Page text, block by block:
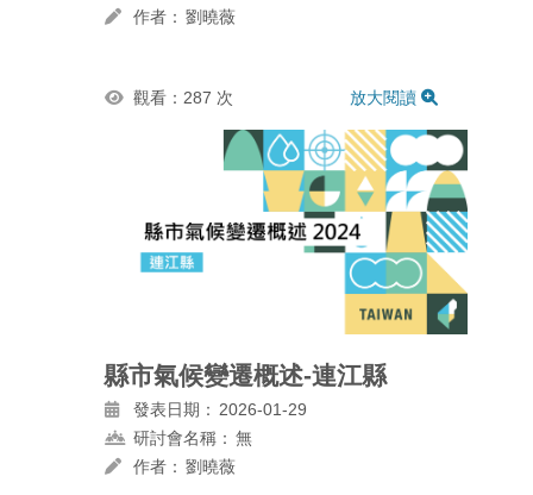
作者： 劉曉薇
觀看：287 次 放大閱讀
縣市氣候變遷概述-連江縣
發表日期： 2026-01-29
研討會名稱： 無
作者： 劉曉薇